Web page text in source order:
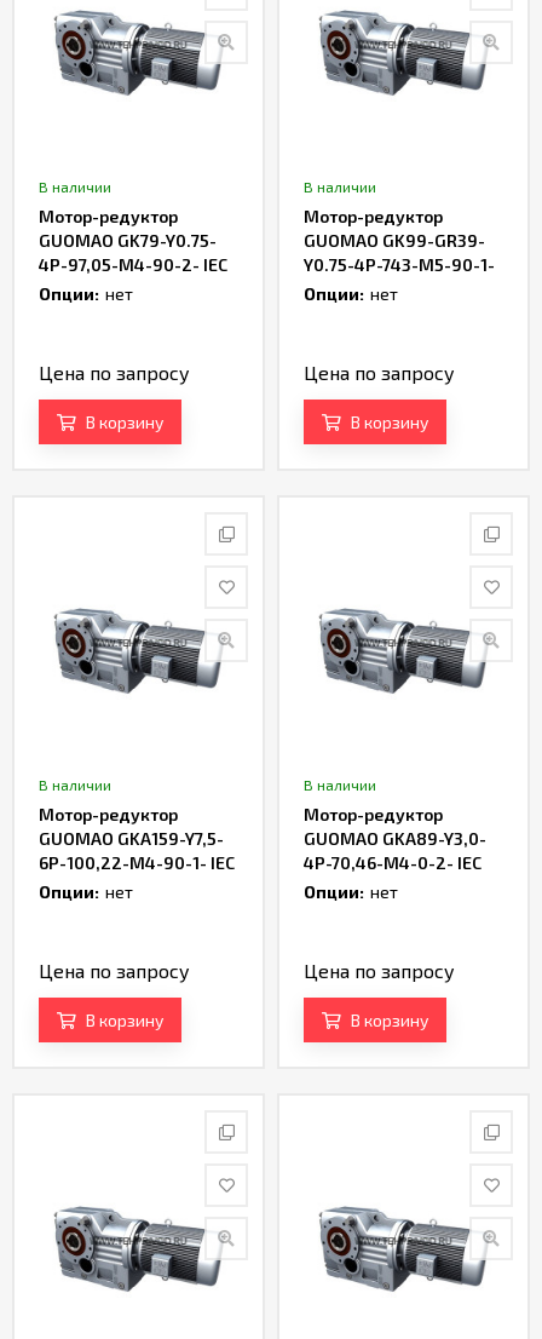
В наличии
Мотор-редуктор
GUOMAO GK79-Y0.75-
4P-97,05-M4-90-2- IEC
Опции: нет
Цена по запросу
В корзину
В наличии
Мотор-редуктор
GUOMAO GK99-GR39-
Y0.75-4P-743-M5-90-1-
IEC
Опции: нет
Цена по запросу
В корзину
В наличии
Мотор-редуктор
GUOMAO GKA159-Y7,5-
6P-100,22-M4-90-1- IEC
Опции: нет
Цена по запросу
В корзину
В наличии
Мотор-редуктор
GUOMAO GKA89-Y3,0-
4P-70,46-M4-0-2- IEC
Опции: нет
Цена по запросу
В корзину